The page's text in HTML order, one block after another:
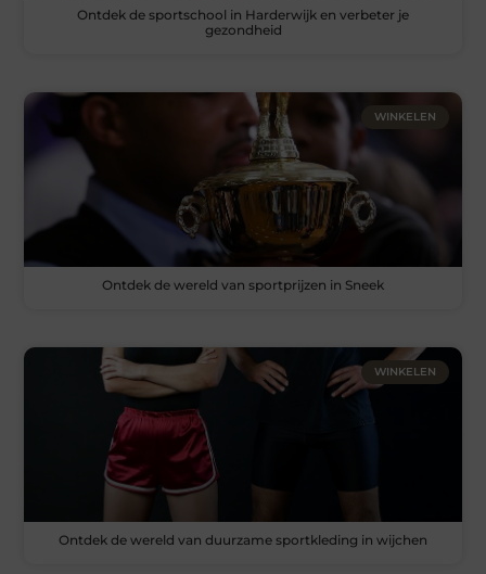
Ontdek de sportschool in Harderwijk en verbeter je
gezondheid
WINKELEN
Ontdek de wereld van sportprijzen in Sneek
WINKELEN
Ontdek de wereld van duurzame sportkleding in wijchen